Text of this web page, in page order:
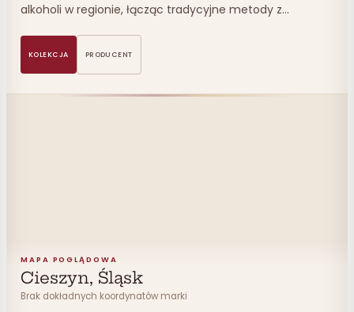
alkoholi w regionie, łącząc tradycyjne metody z…
KOLEKCJA PRODUCENT
MAPA POGLĄDOWA
Cieszyn, Śląsk
Brak dokładnych koordynatów marki